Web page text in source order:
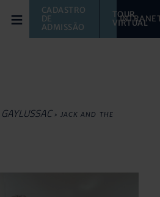
≡
CADASTRO
DE
ADMISSÃO
TOUR
VIRTUAL
»
JACK AND THE